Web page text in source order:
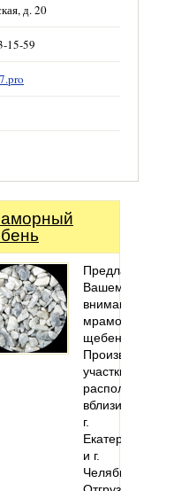
д. 20
15-59
Предлагаем
Вашему
вниманию
мраморный
щебень.
участки
расположены
вблизи
г.
Екатеринбурга
и г.
Челябинска.